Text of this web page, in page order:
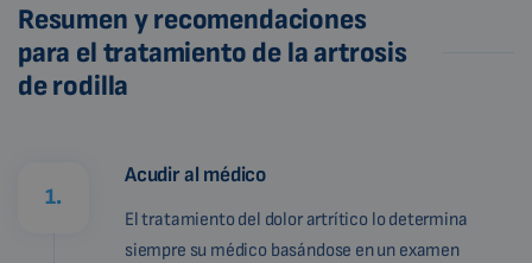
Resumen y recomendaciones
para el tratamiento de la artrosis
de rodilla
1.
Acudir al médico
El tratamiento del dolor artrítico lo determina
siempre su médico basándose en un examen